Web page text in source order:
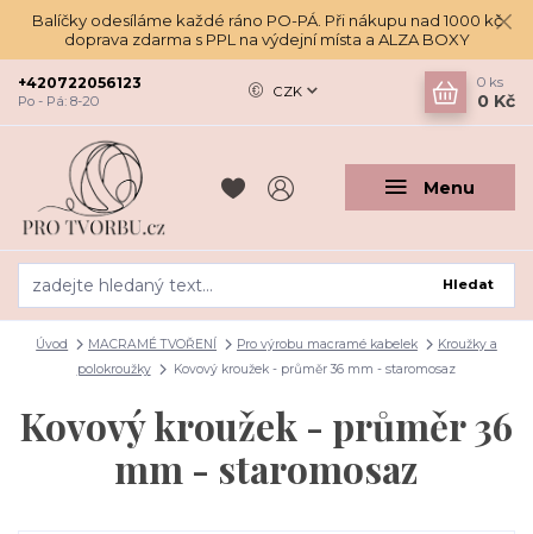
Balíčky odesíláme každé ráno PO-PÁ. Při nákupu nad 1000 kč
doprava zdarma s PPL na výdejní místa a ALZA BOXY
Menu
CZK
Hledat
+420722056123
Po - Pá: 8-20
0 ks
0 Kč
Úvod MACRAMÉ TVOŘENÍ Pro výrobu macramé kabelek
Kroužky a
polokroužky
Kovový kroužek - průměr 36 mm - staromosaz
Kovový kroužek - průměr 36
mm - staromosaz